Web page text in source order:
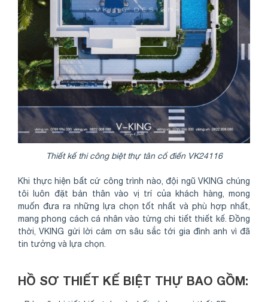
Thiết kế thi công biệt thự tân cổ điển VK24116
Khi thực hiện bất cứ công trình nào, đội ngũ VKING chúng
tôi luôn đặt bản thân vào vị trí của khách hàng, mong
muốn đưa ra những lựa chọn tốt nhất và phù hợp nhất,
mang phong cách cá nhân vào từng chi tiết thiết kế. Đồng
thời, VKING gửi lời cảm ơn sâu sắc tới gia đình anh vì đã
tin tưởng và lựa chọn.
HỒ SƠ THIẾT KẾ BIỆT THỰ BAO GỒM: